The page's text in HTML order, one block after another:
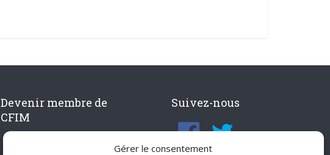
Gérer le consentement
Devenir membre de
CFIM
Suivez-nous